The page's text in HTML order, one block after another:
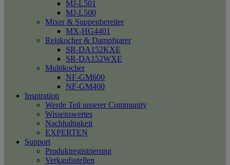
MJ-L501
MJ-L500
Mixer & Suppenbereiter
MX-HG4401
Reiskocher & Dampfgarer
SR-DA152KXE
SR-DA152WXE
Multikocher
NF-GM600
NF-GM400
Inspiration
Werde Teil unserer Community
Wissenswertes
Nachhaltigkeit
EXPERTEN
Support
Produktregistrierung
Verkaufsstellen